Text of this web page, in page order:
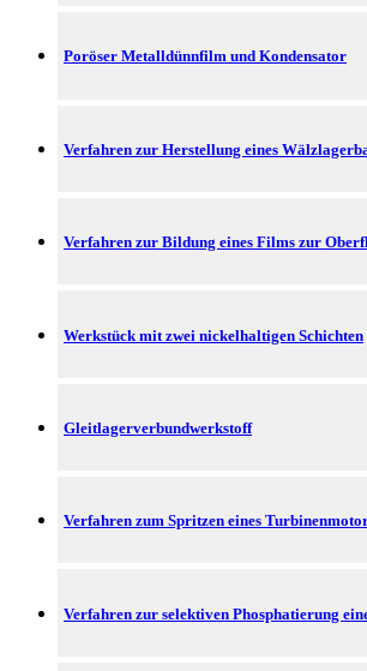
Poröser Metalldünnfilm und Kondensator
Verfahren zur Herstellung eines
Verfahren zur Bildung eines Films zur
Werkstück mit zwei nickelhaltigen Schichten
Gleitlagerverbundwerkstoff
Verfahren zum Spritzen eines
Verfahren zur selektiven Phosphatierung